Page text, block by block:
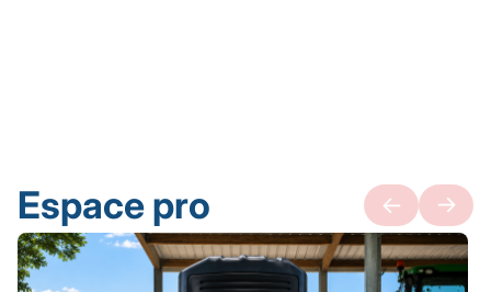
Espace pro